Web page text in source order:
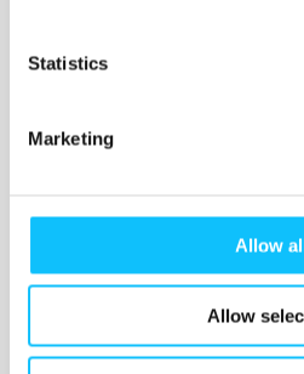
Statistics
Marketing
Allow
Allow
Katso myös